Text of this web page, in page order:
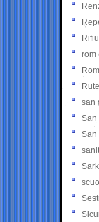
rom
san
San
San